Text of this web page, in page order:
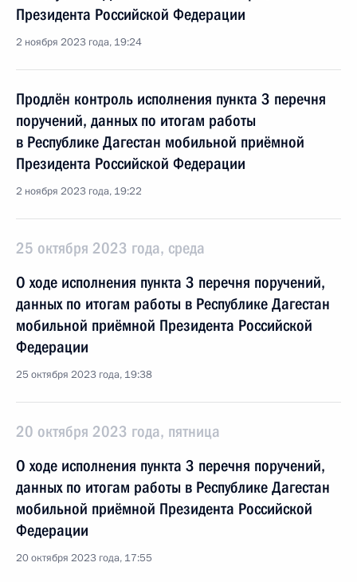
Президента Российской Федерации
2 ноября 2023 года, 19:24
Продлён контроль исполнения пункта 3 перечня
поручений, данных по итогам работы
в Республике Дагестан мобильной приёмной
Президента Российской Федерации
2 ноября 2023 года, 19:22
25 октября 2023 года, среда
О ходе исполнения пункта 3 перечня поручений,
данных по итогам работы в Республике Дагестан
мобильной приёмной Президента Российской
Федерации
25 октября 2023 года, 19:38
20 октября 2023 года, пятница
О ходе исполнения пункта 3 перечня поручений,
данных по итогам работы в Республике Дагестан
мобильной приёмной Президента Российской
Федерации
20 октября 2023 года, 17:55